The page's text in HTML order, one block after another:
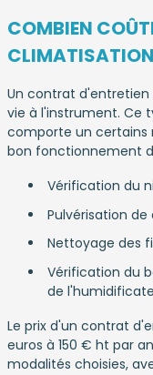
COMBIEN
Un contrat d'entretien
vie à l'instrument. Ce
comporte un certains
bon fonctionnement
Vérification du
Pulvérisation
Nettoyage des
Vérification du
de
Le prix d'un contrat
euros à 150 € ht par
modalités choisies,